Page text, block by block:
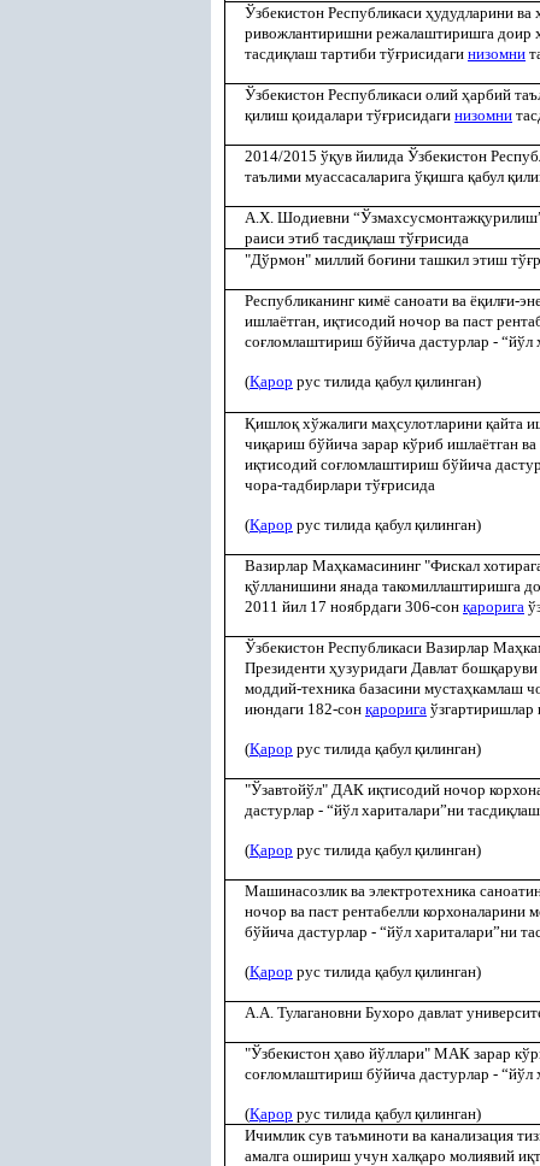
Ўзбекистон Республикаси ҳудудларини ва
ривожлантиришни режалаштиришга доир
тасдиқлаш тартиби тўғрисидаги низомни
Ўзбекистон Республикаси олий ҳарбий
қилиш қоидалари тўғрисидаги низомни
2014/2015 ўқув йилида Ўзбекистон
таълими муассасаларига ўқишга қабул қ
А.Х. Шодиевни “Ўзмахсусмонтажқ
раиси этиб тасдиқлаш тўғрисида
"Дўрмон" миллий боғини ташкил этиш тўғ
Республиканинг кимё саноати ва ёқилғи-
ишлаётган, иқтисодий ночор ва паст
соғломлаштириш бўйича дастурлар - “йўл
(Қарор рус тилида қабул қилинган)
Қишлоқхўжалиги маҳсулотларини қайта
чиқариш бўйича зарар кўриб ишлаётган
иқтисодий соғломлаштириш бўйича
чора-тадбирлари тўғрисида
(Қарор рус тилида қабул қилинган)
Вазирлар Маҳкамасининг "Фискал
қўлланишини янада такомиллаштиришга
2011 йил 17 ноябрдаги 306-сон қарорига
Ўзбекистон Республикаси Вазирлар Маҳ
Президенти ҳузуридаги Давлат бошқ
моддий-техника базасини мустаҳкамлаш
июндаги 182-сон қарорига
(Қарор рус тилида қабул қилинган)
"Ўзавтойўл" ДАК иқтисодий ночор
дастурлар - “йўл хариталари”ни тасдиқ
(Қарор рус тилида қабул қилинган)
Машинасозлик ва электротехника
ночор ва паст рентабелли корхоналарини
бўйича дастурлар - “йўл хариталари”ни
(Қарор рус тилида қабул қилинган)
А.А. Тулагановни Бухоро давлат
"Ўзбекистон ҳаво йўллари" МАК зарар
соғломлаштириш бўйича дастурлар - “йўл
(Қарор рус тилида қабул қилинган)
Ичимлик сув таъминоти ва канализация
амалга ошириш учун халқаро молиявий иқ